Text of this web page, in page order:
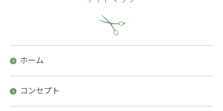
ホーム
コンセプト